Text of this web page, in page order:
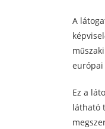
A
európai
Ez a
látható